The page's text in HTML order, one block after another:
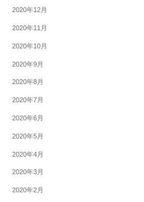
2020年12月
2020年11月
2020年10月
2020年9月
2020年8月
2020年7月
2020年6月
2020年5月
2020年4月
2020年3月
2020年2月